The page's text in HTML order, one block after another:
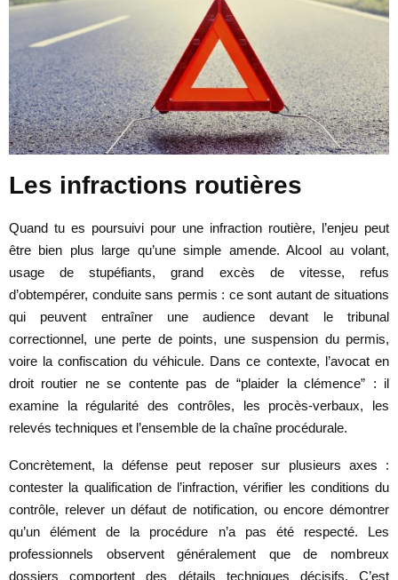
Les infractions routières
Quand tu es poursuivi pour une infraction routière, l’enjeu peut
être bien plus large qu’une simple amende. Alcool au volant,
usage de stupéfiants, grand excès de vitesse, refus
d’obtempérer, conduite sans permis : ce sont autant de situations
qui peuvent entraîner une audience devant le tribunal
correctionnel, une perte de points, une suspension du permis,
voire la confiscation du véhicule. Dans ce contexte, l’avocat en
droit routier ne se contente pas de “plaider la clémence” : il
examine la régularité des contrôles, les procès-verbaux, les
relevés techniques et l’ensemble de la chaîne procédurale.
Concrètement, la défense peut reposer sur plusieurs axes :
contester la qualification de l’infraction, vérifier les conditions du
contrôle, relever un défaut de notification, ou encore démontrer
qu’un élément de la procédure n’a pas été respecté. Les
professionnels observent généralement que de nombreux
dossiers comportent des détails techniques décisifs. C’est